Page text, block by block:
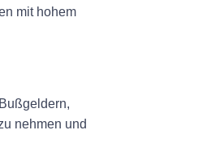
mit hohem
nehmen und